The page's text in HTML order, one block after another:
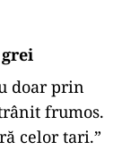
doar prin
frumos.
celor tari.”